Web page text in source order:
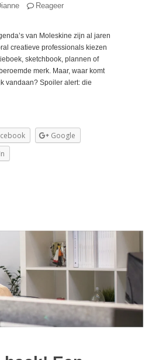
Reageer
van Moleskine zijn al jaren
creatieve professionals kiezen
sketchbook, plannen of
merk. Maar, waar komt
vandaan? Spoiler alert: die
Google